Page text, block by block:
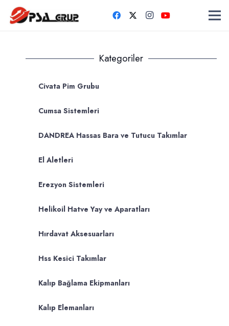
Kategoriler
Civata Pim Grubu
Cumsa Sistemleri
DANDREA Hassas Bara ve Tutucu Takımlar
El Aletleri
Erezyon Sistemleri
Helikoil Hatve Yay ve Aparatları
Hırdavat Aksesuarları
Hss Kesici Takımlar
Kalıp Bağlama Ekipmanları
Kalıp Elemanları